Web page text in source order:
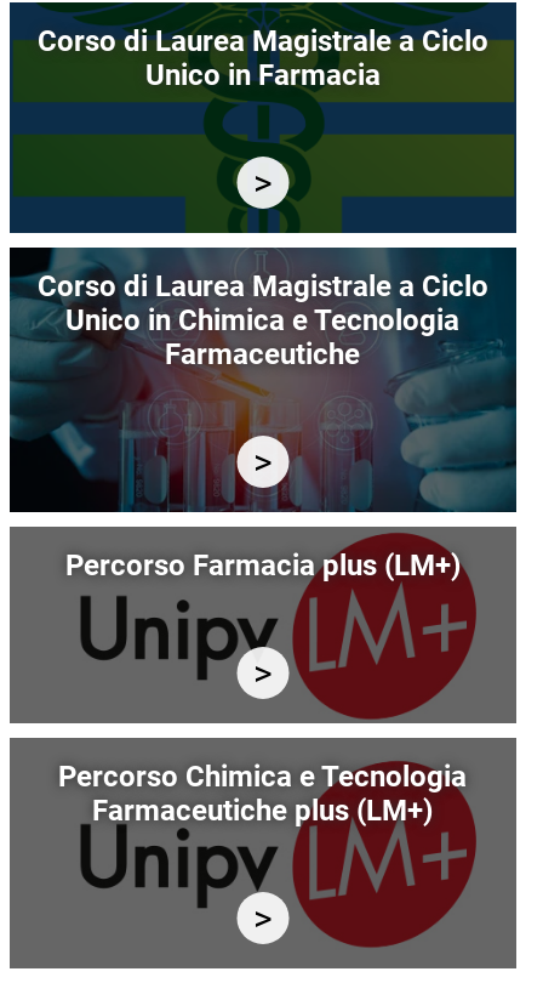
Immagine
Corso di Laurea Magistrale a Ciclo
Unico in Farmacia
Immagine
Corso di Laurea Magistrale a Ciclo
Unico in Chimica e Tecnologia
Farmaceutiche
Percorso Farmacia plus (LM+)
Percorso Chimica e Tecnologia
Farmaceutiche plus (LM+)